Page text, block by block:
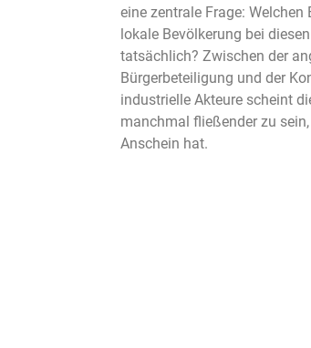
eine zentrale Frage: Welchen
lokale Bevölkerung bei
tatsächlich? Zwischen der
Bürgerbeteiligung und der
industrielle Akteure scheint
manchmal fließender zu
Anschein hat.